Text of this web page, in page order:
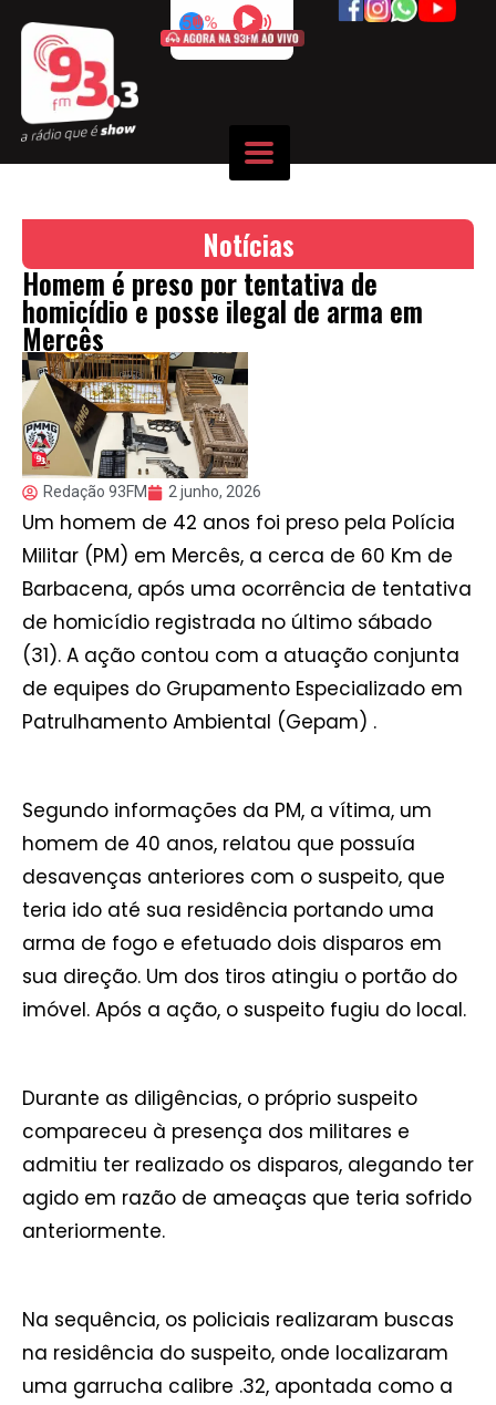
50%
Notícias
Homem é preso por tentativa de
homicídio e posse ilegal de arma em
Mercês
Redação 93FM 2 junho, 2026
Um homem de 42 anos foi preso pela Polícia
Militar (PM) em Mercês, a cerca de 60 Km de
Barbacena, após uma ocorrência de tentativa
de homicídio registrada no último sábado
(31). A ação contou com a atuação conjunta
de equipes do Grupamento Especializado em
Patrulhamento Ambiental (Gepam) .
Segundo informações da PM, a vítima, um
homem de 40 anos, relatou que possuía
desavenças anteriores com o suspeito, que
teria ido até sua residência portando uma
arma de fogo e efetuado dois disparos em
sua direção. Um dos tiros atingiu o portão do
imóvel. Após a ação, o suspeito fugiu do local.
Durante as diligências, o próprio suspeito
compareceu à presença dos militares e
admitiu ter realizado os disparos, alegando ter
agido em razão de ameaças que teria sofrido
anteriormente.
Na sequência, os policiais realizaram buscas
na residência do suspeito, onde localizaram
uma garrucha calibre .32, apontada como a